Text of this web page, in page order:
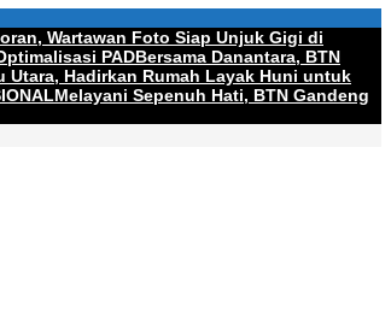
Wartawan Foto Siap Unjuk Gigi di
PADBersama Danantara, BTN
Utara, Hadirkan Rumah Layak Huni untuk
Melayani Sepenuh Hati, BTN Gandeng